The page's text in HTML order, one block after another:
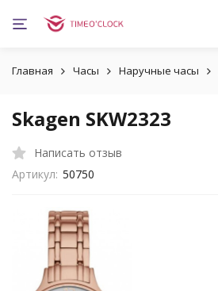
Главная Часы Наручные часы
Skagen SKW2323
Написать отзыв
Артикул: 50750